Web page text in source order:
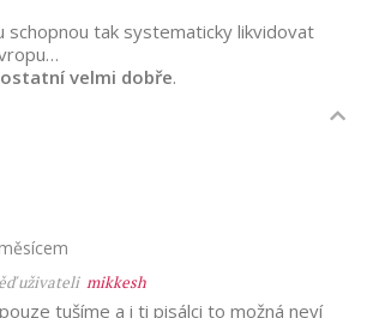
schopnou tak systematicky likvidovat
velmi dobře.
uživatelimikkesh
tušíme a i ti pisálci to možná neví